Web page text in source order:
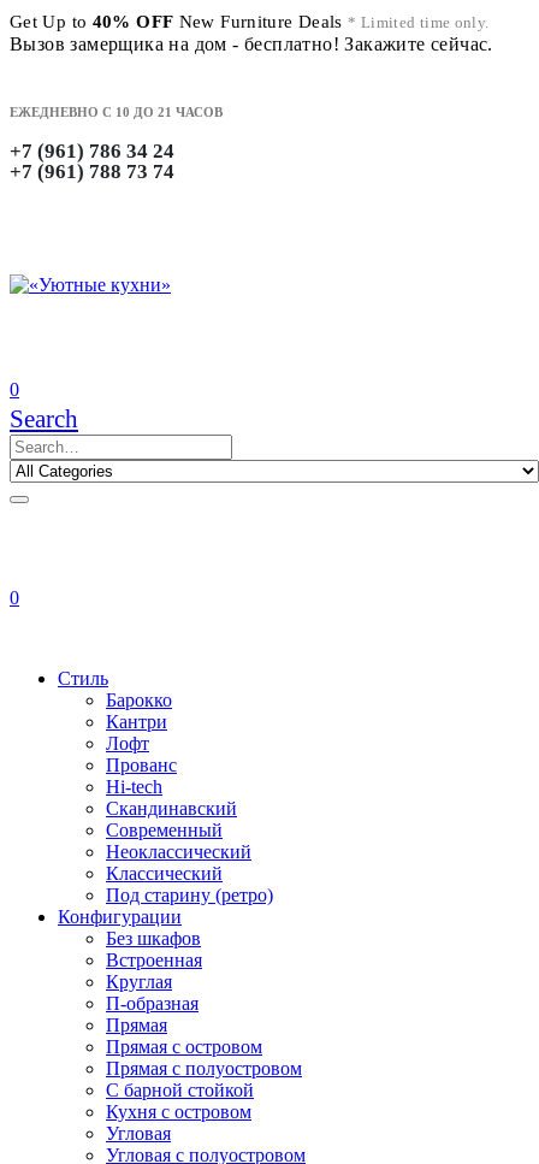
Get Up to 40% OFF New Furniture Deals * Limited time only.
Вызов замерщика на дом - бесплатно! Закажите сейчас.
ЕЖЕДНЕВНО С 10 ДО 21 ЧАСОВ
+7 (961) 786 34 24
+7 (961) 788 73 74
0
Search
0
Стиль
Барокко
Кантри
Лофт
Прованс
Hi-tech
Скандинавский
Современный
Неоклассический
Классический
Под старину (ретро)
Конфигурации
Без шкафов
Встроенная
Круглая
П-образная
Прямая
Прямая с островом
Прямая с полуостровом
С барной стойкой
Кухня с островом
Угловая
Угловая с полуостровом